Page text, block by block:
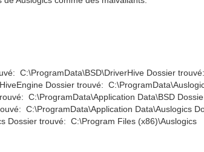
C:\ProgramData\BSD\DriverHive Dossier trouvé:
Dossier trouvé:
C:\ProgramData\Application Data\BSD
C:\ProgramData\Application Data\Auslogics
Dossier trouvé: C:\Program Files (x86)\Auslogics